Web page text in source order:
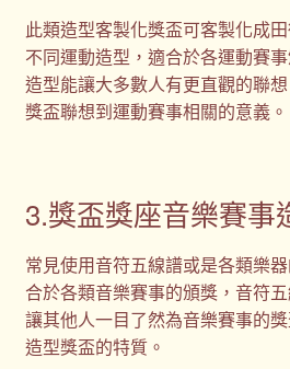
此類造型客製化獎盃可客製化成
不同運動造型，適合於各運動賽
造型能讓大多數人有更直觀的聯
獎盃聯想到運動賽事相關的意義。
3.獎盃獎座音樂賽事
常見使用音符五線譜或是各類樂
合於各類音樂賽事的頒獎，音符
讓其他人一目了然為音樂賽事的
造型獎盃的特質。